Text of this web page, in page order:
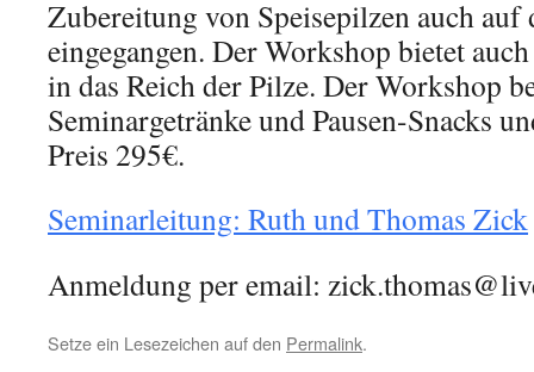
Zubereitung von Speisepilzen auch
eingegangen. Der Workshop bietet
in das Reich der Pilze. Der Workshop
Seminargetränke und Pausen-Snacks
Preis 295€.
Seminarleitung: Ruth und Thomas Zick
Anmeldung per email:
Setze ein Lesezeichen auf den Permalink.